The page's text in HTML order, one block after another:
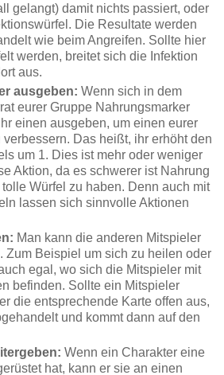
gelangt) damit nichts passiert, oder
Die Resultate werden
wie beim Angreifen. Sollte hier
werden, breitet sich die Infektion
aus.
ausgeben: Wenn sich in dem
eurer Gruppe Nahrungsmarker
einen ausgeben, um einen eurer
Das heißt, ihr erhöht den
um 1. Dies ist mehr oder weniger
Aktion, da es schwerer ist Nahrung
Würfel zu haben. Denn auch mit
lassen sich sinnvolle Aktionen
Man kann die anderen Mitspieler
Zum Beispiel um sich zu heilen oder
egal, wo sich die Mitspieler mit
befinden. Sollte ein Mitspieler
die entsprechende Karte offen aus,
und kommt dann auf den
Wenn ein Charakter eine
hat, kann er sie an einen